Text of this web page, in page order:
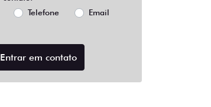
Telefone Email
Entrar em contato